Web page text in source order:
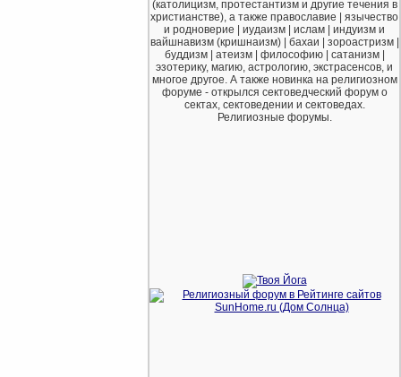
(католицизм, протестантизм и другие течения в
христианстве), а также православие | язычество
и родноверие | иудаизм | ислам | индуизм и
вайшнавизм (кришнаизм) | бахаи | зороастризм |
буддизм | атеизм | философию | сатанизм |
эзотерику, магию, астрологию, экстрасенсов, и
многое другое. А также новинка на религиозном
форуме - открылся сектоведческий форум о
сектах, сектоведении и сектоведах.
Религиозные форумы.